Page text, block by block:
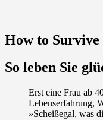
How to Survive
So leben Sie
Erst eine Frau ab
Lebenserfahrung,
»Scheißegal, was